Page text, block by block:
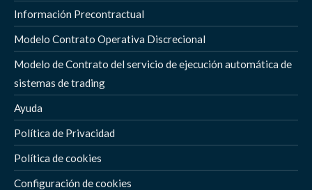
Información Precontractual
Modelo Contrato Operativa Discrecional
Modelo de Contrato del servicio de ejecución automática de
sistemas de trading
Ayuda
Política de Privacidad
Política de cookies
Configuración de cookies